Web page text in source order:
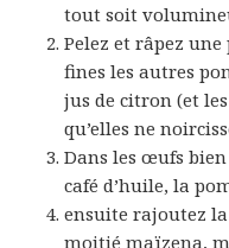
tout soit
Pelez et râpez
fines les autres
jus de citron (et
qu’elles ne
Dans les œufs
café d’huile, la
ensuite rajoutez
moitié maïzena,